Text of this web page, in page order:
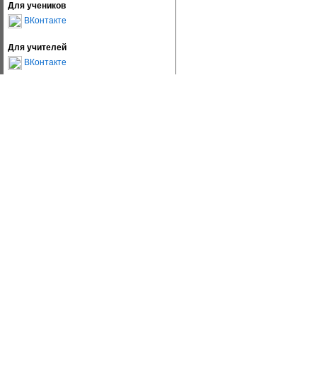
Для учеников
ВКонтакте
Для учителей
ВКонтакте